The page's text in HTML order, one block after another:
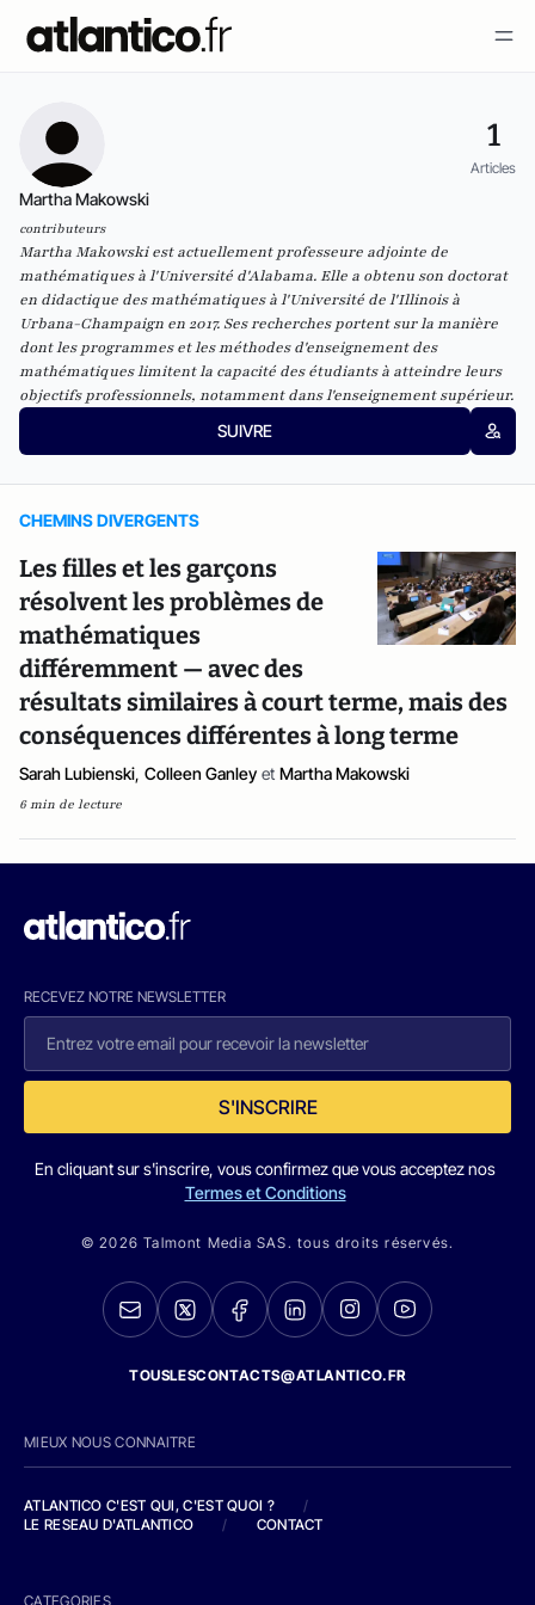
1
Articles
Martha Makowski
contributeurs
Martha Makowski est actuellement professeure adjointe de
mathématiques à l'Université d'Alabama. Elle a obtenu son doctorat
en didactique des mathématiques à l'Université de l'Illinois à
Urbana-Champaign en 2017. Ses recherches portent sur la manière
dont les programmes et les méthodes d'enseignement des
mathématiques limitent la capacité des étudiants à atteindre leurs
objectifs professionnels, notamment dans l'enseignement supérieur.
SUIVRE
CHEMINS DIVERGENTS
Les filles et les garçons
résolvent les problèmes de
mathématiques
différemment — avec des
résultats similaires à court terme, mais des
conséquences différentes à long terme
Sarah Lubienski, Colleen Ganley et Martha Makowski
6 min de lecture
RECEVEZ NOTRE NEWSLETTER
S'INSCRIRE
En cliquant sur s'inscrire, vous confirmez que vous acceptez nos
Termes et Conditions
© 2026 Talmont Media SAS. tous droits réservés.
TOUSLESCONTACTS@ATLANTICO.FR
MIEUX NOUS CONNAITRE
ATLANTICO C'EST QUI, C'EST QUOI ?
/
LE RESEAU D'ATLANTICO
/ CONTACT
CATEGORIES